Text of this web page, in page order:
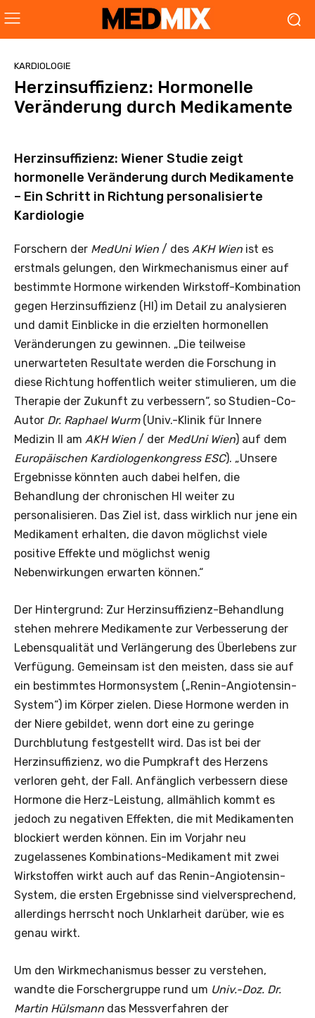
KARDIOLOGIE
Herzinsuffizienz: Hormonelle
Veränderung durch Medikamente
Herzinsuffizienz: Wiener Studie zeigt
hormonelle Veränderung durch Medikamente
– Ein Schritt in Richtung personalisierte
Kardiologie
Forschern der MedUni Wien / des AKH Wien ist es
erstmals gelungen, den Wirkmechanismus einer auf
bestimmte Hormone wirkenden Wirkstoff-Kombination
gegen Herzinsuffizienz (HI) im Detail zu analysieren
und damit Einblicke in die erzielten hormonellen
Veränderungen zu gewinnen. „Die teilweise
unerwarteten Resultate werden die Forschung in
diese Richtung hoffentlich weiter stimulieren, um die
Therapie der Zukunft zu verbessern“, so Studien-Co-
Autor Dr. Raphael Wurm(Univ.-Klinik für Innere
Medizin II am AKH Wien / der MedUni Wien) auf dem
Europäischen Kardiologenkongress ESC). „Unsere
Ergebnisse könnten auch dabei helfen, die
Behandlung der chronischen HI weiter zu
personalisieren. Das Ziel ist, dass wirklich nur jene ein
Medikament erhalten, die davon möglichst viele
positive Effekte und möglichst wenig
Nebenwirkungen erwarten können.“
Der Hintergrund: Zur Herzinsuffizienz-Behandlung
stehen mehrere Medikamente zur Verbesserung der
Lebensqualität und Verlängerung des Überlebens zur
Verfügung. Gemeinsam ist den meisten, dass sie auf
ein bestimmtes Hormonsystem („Renin-Angiotensin-
System“) im Körper zielen. Diese Hormone werden in
der Niere gebildet, wenn dort eine zu geringe
Durchblutung festgestellt wird. Das ist bei der
Herzinsuffizienz, wo die Pumpkraft des Herzens
verloren geht, der Fall. Anfänglich verbessern diese
Hormone die Herz-Leistung, allmählich kommt es
jedoch zu negativen Effekten, die mit Medikamenten
blockiert werden können. Ein im Vorjahr neu
zugelassenes Kombinations-Medikament mit zwei
Wirkstoffen wirkt auch auf das Renin-Angiotensin-
System, die ersten Ergebnisse sind vielversprechend,
allerdings herrscht noch Unklarheit darüber, wie es
genau wirkt.
Um den Wirkmechanismus besser zu verstehen,
wandte die Forschergruppe rund um Univ.-Doz. Dr.
Martin Hülsmann das Messverfahren der